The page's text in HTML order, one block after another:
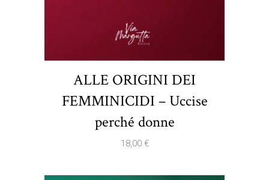
ALLE ORIGINI DEI
FEMMINICIDI – Uccise
perché donne
18,00 €